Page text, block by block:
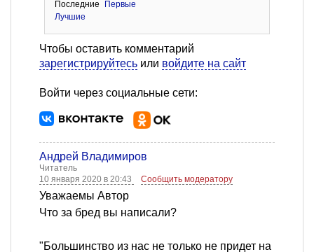
Последние
Первые
Лучшие
Чтобы оставить комментарий
зарегистрируйтесь или войдите на сайт
Войти через социальные сети:
Андрей Владимиров
Читатель
10 января 2020 в 20:43
Сообщить модератору
Уважаемы Автор
Что за бред вы написали?
"Большинство из нас не только не придет на